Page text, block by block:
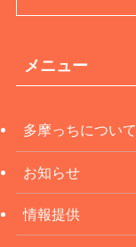
メニュー
多摩っちについて
お知らせ
情報提供